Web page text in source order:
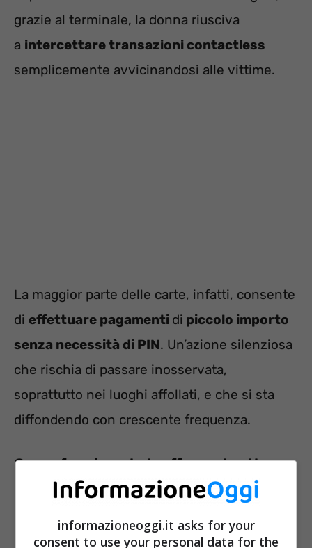
grazie al terminale, la donna riusciva
a intercettare transazioni contactless
semplicemente avvicinandosi alle vittime.
La maggior parte delle carte, infatti, consente
di effettuare pagamenti di piccolo importo
senza necessità di PIN. Un’azione silenziosa
che rischia di passare inosservata,
soprattutto nei luoghi affollati, e che si sta
diffondendo con crescente frequenza.
Come funziona la truffa contactless e
la protezione RFID
Il funzionamento di questi furti è legato
informazioneoggi.it asks for your
consent to use your personal data for the